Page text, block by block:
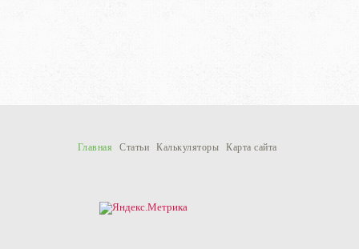
Главная Статьи Калькуляторы Карта сайта